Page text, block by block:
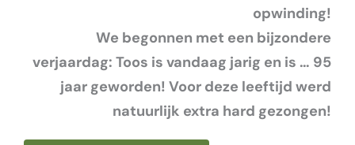
opwinding!
We begonnen met een bijzondere
verjaardag: Toos is vandaag jarig en is … 95
jaar geworden! Voor deze leeftijd werd
natuurlijk extra hard gezongen!